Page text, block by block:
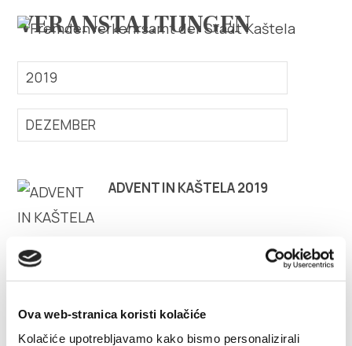
Ova web-stranica koristi kolačiće
Kolačiće upotrebljavamo kako bismo personalizirali
Erforsche
Destination
Info
Multimedia
VERANSTALTUNGEN
2019
DEZEMBER
ADVENT IN KAŠTELA 2019